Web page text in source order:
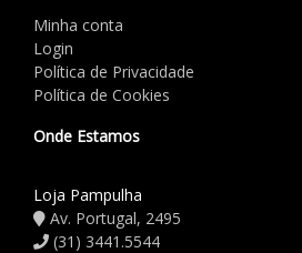
Minha conta
Login
Política de Privacidade
Política de Cookies
Onde Estamos
Loja Pampulha
Av. Portugal, 2495
(31) 3441.5544